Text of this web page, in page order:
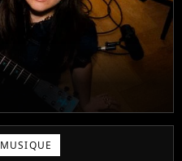
MUSIQUE